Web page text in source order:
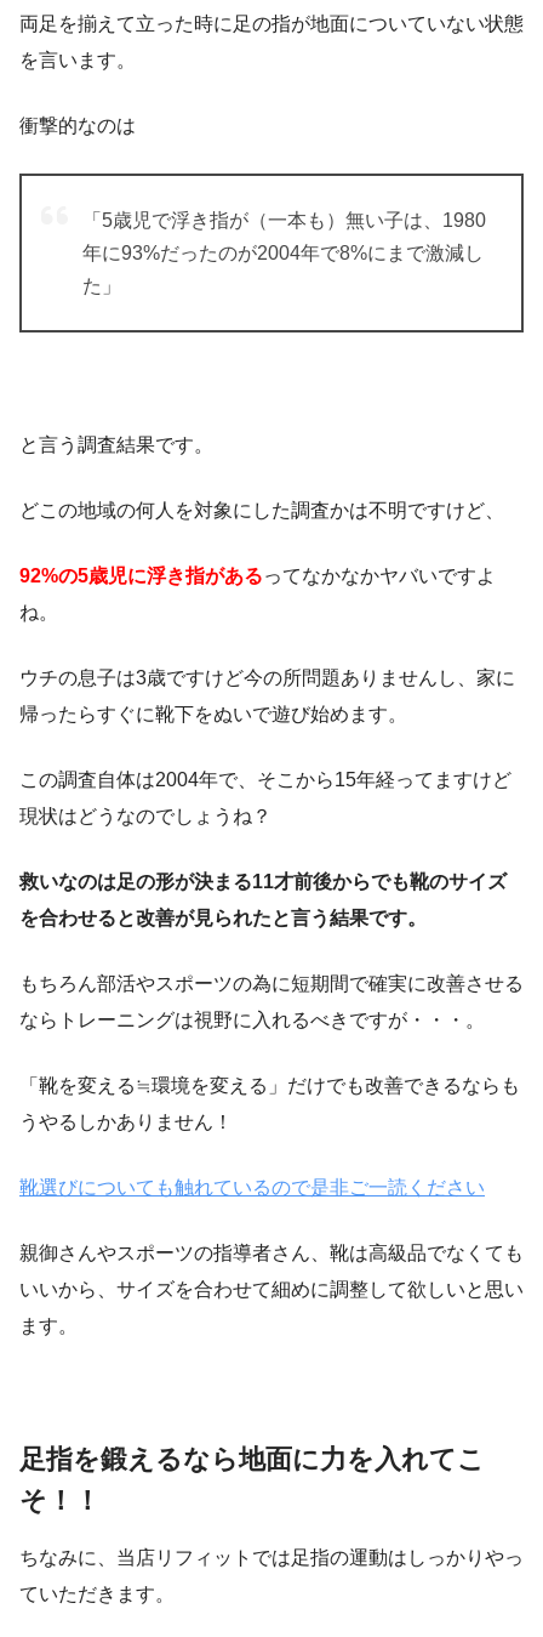
両足を揃えて立った時に足の指が地面についていない状態
を言います。
衝撃的なのは
「5歳児で浮き指が（一本も）無い子は、1980
年に93%だったのが2004年で8%にまで激減し
た」
と言う調査結果です。
どこの地域の何人を対象にした調査かは不明ですけど、
92%の5歳児に浮き指があるってなかなかヤバいですよ
ね。
ウチの息子は3歳ですけど今の所問題ありませんし、家に
帰ったらすぐに靴下をぬいで遊び始めます。
この調査自体は2004年で、そこから15年経ってますけど
現状はどうなのでしょうね？
救いなのは足の形が決まる11才前後からでも靴のサイズ
を合わせると改善が見られたと言う結果です。
もちろん部活やスポーツの為に短期間で確実に改善させる
ならトレーニングは視野に入れるべきですが・・・。
「靴を変える≒環境を変える」だけでも改善できるならも
うやるしかありません！
靴選びについても触れているので是非ご一読ください
親御さんやスポーツの指導者さん、靴は高級品でなくても
いいから、サイズを合わせて細めに調整して欲しいと思い
ます。
足指を鍛えるなら地面に力を入れてこ
そ！！
ちなみに、当店リフィットでは足指の運動はしっかりやっ
ていただきます。